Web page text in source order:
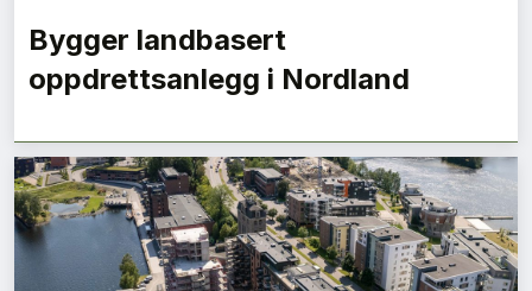
Bygger landbasert
oppdrettsanlegg i Nordland